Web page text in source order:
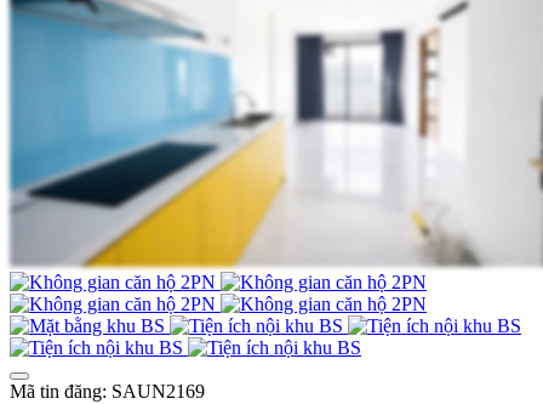
Mã tin đăng: SAUN2169